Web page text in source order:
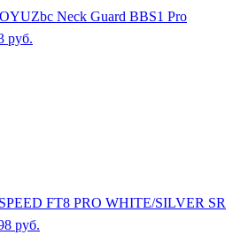
Neck Guard BBS1 Pro
руб.
FT8 PRO WHITE/SILVER SR
руб.